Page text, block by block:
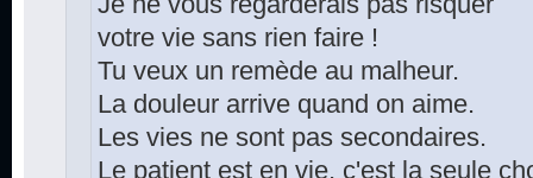
votre vie sans rien faire !
Tu veux un remède au malheur.
La douleur arrive quand on aime.
Les vies ne sont pas secondaires.
Le patient est en vie, c'est la seule